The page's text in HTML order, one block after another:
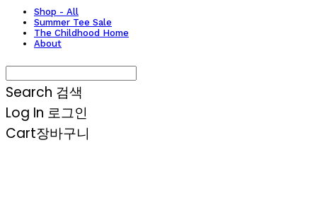
Shop - All
Summer Tee Sale
The Childhood Home
About
Search 검색
Log In 로그인
Cart장바구니